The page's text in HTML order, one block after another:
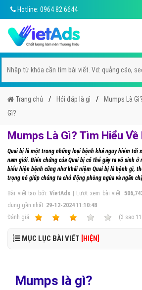
Hotline: 0964 82 6644
Trang chủ Hỏi đáp là gì
Mumps Là
Gì?
Mumps Là Gì? Tìm Hiểu
Quai bị là một trong những loại bệnh khá nguy hiểm tới
nam giới. Biến chứng của Quai bị có thể gây ra vô sinh
biểu hiện bệnh cũng như khái niệm Quai bị là bệnh gì,
trọng nó giúp chúng ta chủ động phòng ngừa và ngăn
Bài viết tạo bởi:VietAds | Lượt xem bài viết:
dung gần nhất: 29-12-2024 11:10:48
Ðánh giá:
(3 sao 11
MỤC LỤC BÀI VIẾT [HIỆN]
Mumps là gì?